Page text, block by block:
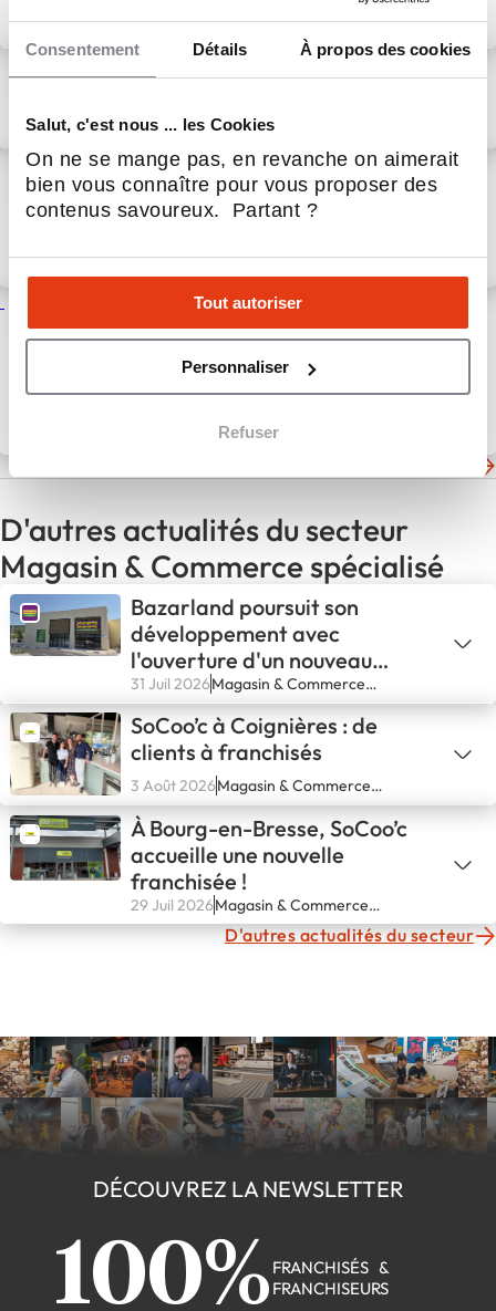
Consentement Détails À propos des cookies
Salut, c'est nous ... les Cookies
On ne se mange pas, en revanche on aimerait
bien vous connaître pour vous proposer des
contenus savoureux. Partant ?
Tout autoriser
Personnaliser
Refuser
15 Juin 2026Actualités
Construire l'avenir
12 Juin 2026Magasin & Commerce
Choisir une poêle ne devrait
pas être un pari !
Deux nouvelles implantations
de Culinarion à Nancy et
Colmar
Actualités
D'autres actualités du secteur
Magasin & Commerce spécialisé
Bazarland poursuit son
développement avec
l'ouverture d'un nouveau
magasin à Solliès-Pont
31 Juil 2026Magasin & Commerce
spécialisé
SoCoo’c à Coignières : de
clients à franchisés
3 Août 2026Magasin & Commerce
spécialisé
À Bourg-en-Bresse, SoCoo’c
accueille une nouvelle
franchisée !
29 Juil 2026Magasin & Commerce
spécialisé
D'autres actualités du secteur
DÉCOUVREZ LA NEWSLETTER
100% FRANCHISÉS &
FRANCHISEURS